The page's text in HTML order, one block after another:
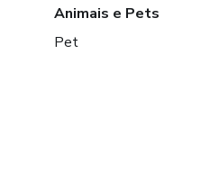
Animais e Pets
Pet